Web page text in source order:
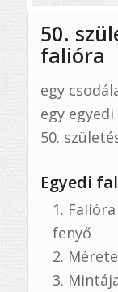
50.
falióra
egy
egy
50.
Egyedi
fenyő